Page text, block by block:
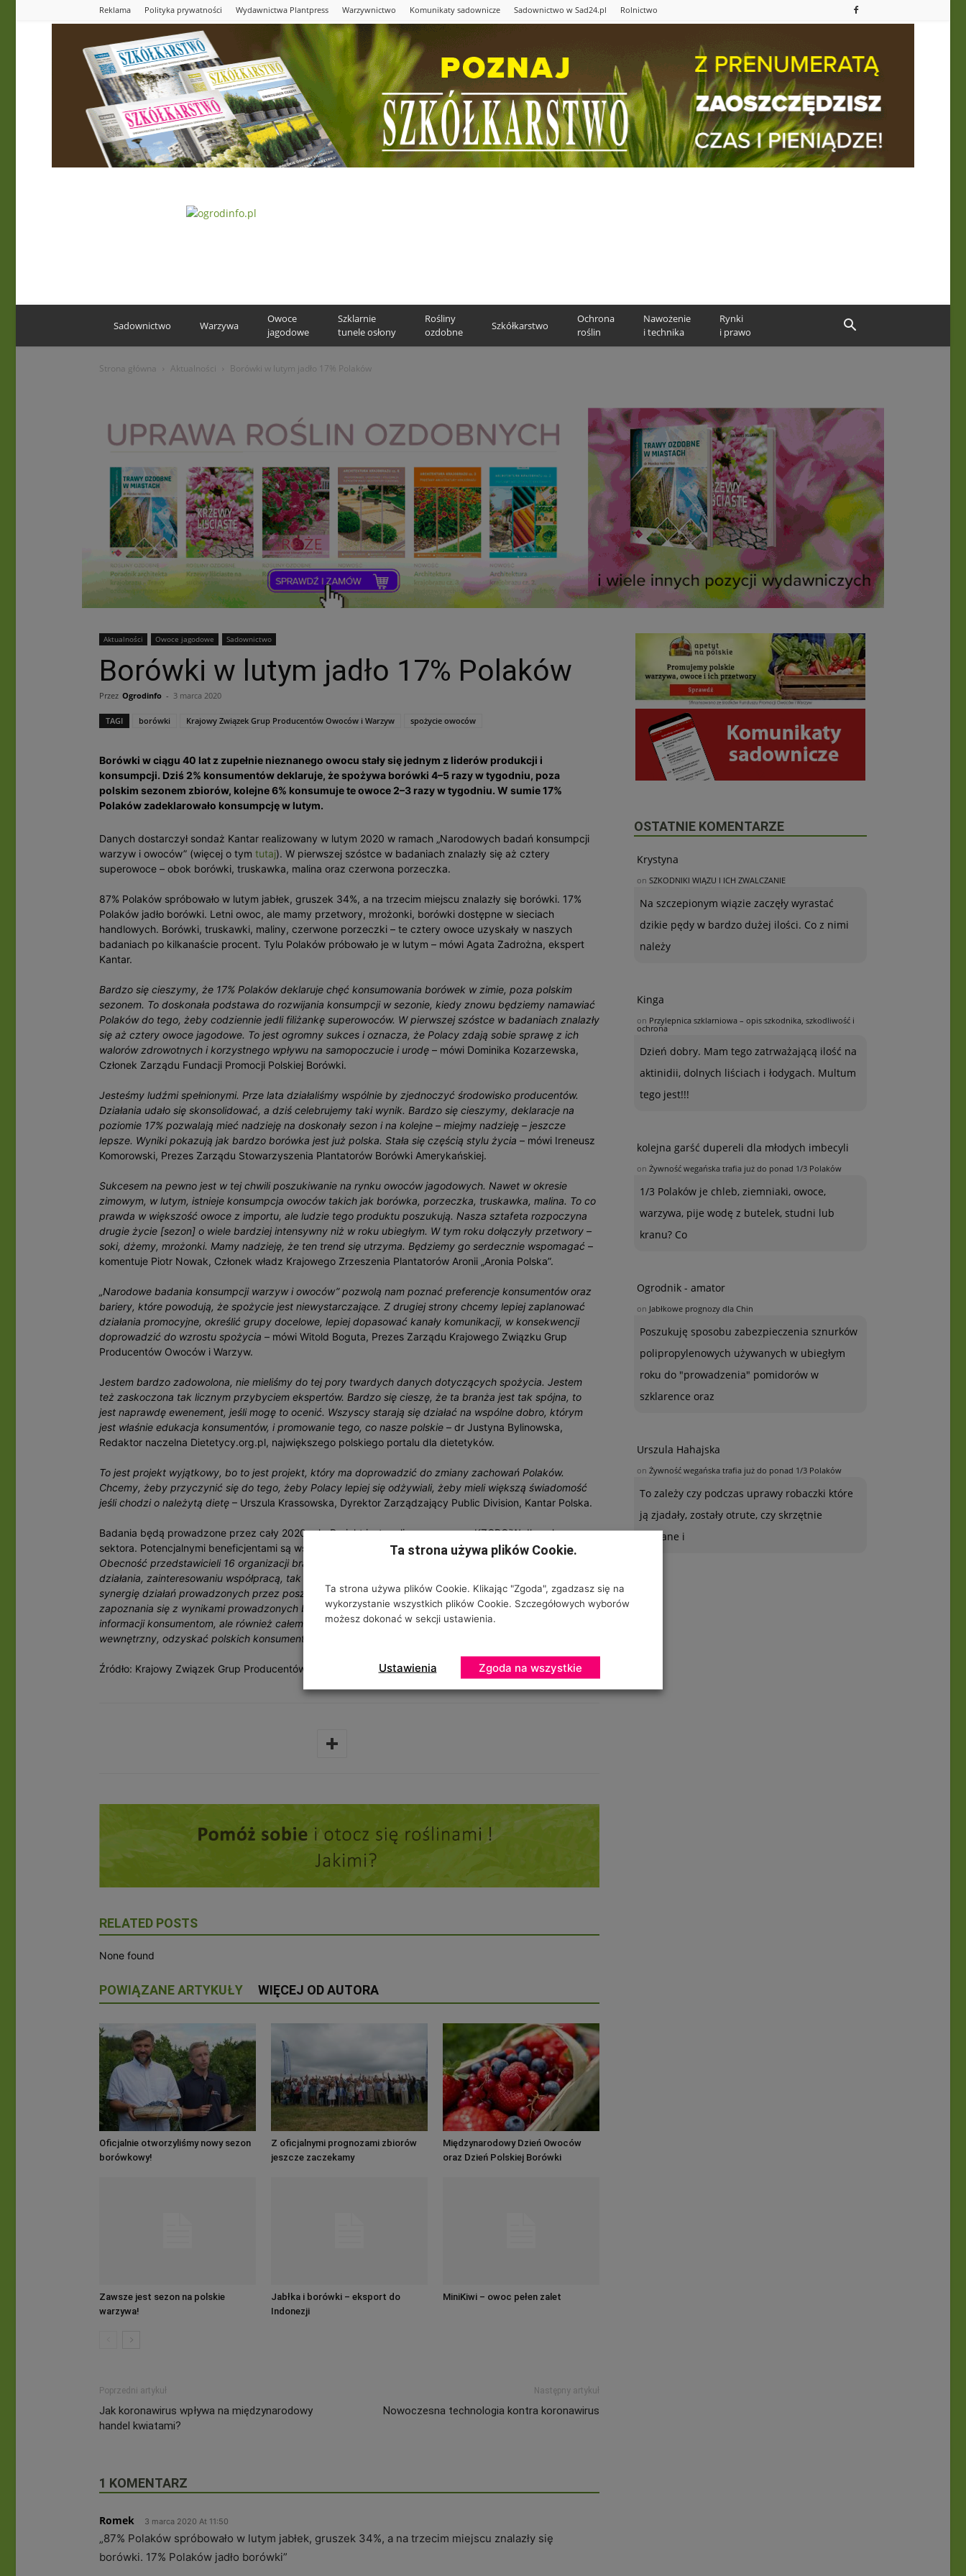
Reklama Polityka prywatności Wydawnictwa Plantpress Warzywnictwo Komunikaty sadownicze Sadownictwo w Sad24.pl Rolnictwo
Sadownictwo Warzywa
Owoce
jagodowe
Szklarnie
tunele osłony
Rośliny
ozdobne
Szkółkarstwo
Ochrona
roślin
Nawożenie
i technika
Rynki
i prawo
Strona główna Aktualności Borówki w lutym jadło 17% Polaków
Aktualności Owoce jagodowe Sadownictwo
Borówki w lutym jadło 17% Polaków
Przez Ogrodinfo - 3 marca 2020
TAGI borówki Krajowy Związek Grup Producentów Owoców i Warzyw spożycie owoców
Borówki w ciągu 40 lat z zupełnie nieznanego owocu stały się jednym z liderów produkcji i
konsumpcji. Dziś 2% konsumentów deklaruje, że spożywa borówki 4–5 razy w tygodniu, poza
polskim sezonem zbiorów, kolejne 6% konsumuje te owoce 2–3 razy w tygodniu. W sumie 17%
Polaków zadeklarowało konsumpcję w lutym.
Danych dostarczył sondaż Kantar realizowany w lutym 2020 w ramach „Narodowych badań konsumpcji
warzyw i owoców” (więcej o tym tutaj). W pierwszej szóstce w badaniach znalazły się aż cztery
superowoce – obok borówki, truskawka, malina oraz czerwona porzeczka.
87% Polaków spróbowało w lutym jabłek, gruszek 34%, a na trzecim miejscu znalazły się borówki. 17%
Polaków jadło borówki. Letni owoc, ale mamy przetwory, mrożonki, borówki dostępne w sieciach
handlowych. Borówki, truskawki, maliny, czerwone porzeczki – te cztery owoce uzyskały w naszych
badaniach po kilkanaście procent. Tylu Polaków próbowało je w lutym – mówi Agata Zadrożna, ekspert
Kantar.
Bardzo się cieszymy, że 17% Polaków deklaruje chęć konsumowania borówek w zimie, poza polskim
sezonem. To doskonała podstawa do rozwijania konsumpcji w sezonie, kiedy znowu będziemy namawiać
Polaków do tego, żeby codziennie jedli filiżankę superowoców. W pierwszej szóstce w badaniach znalazły
się aż cztery owoce jagodowe. To jest ogromny sukces i oznacza, że Polacy zdają sobie sprawę z ich
walorów zdrowotnych i korzystnego wpływu na samopoczucie i urodę – mówi Dominika Kozarzewska,
Członek Zarządu Fundacji Promocji Polskiej Borówki.
Jesteśmy ludźmi spełnionymi. Prze lata działaliśmy wspólnie by zjednoczyć środowisko producentów.
Działania udało się skonsolidować, a dziś celebrujemy taki wynik. Bardzo się cieszymy, deklaracje na
poziomie 17% pozwalają mieć nadzieję na doskonały sezon i na kolejne – miejmy nadzieję – jeszcze
lepsze. Wyniki pokazują jak bardzo borówka jest już polska. Stała się częścią stylu życia – mówi Ireneusz
Komorowski, Prezes Zarządu Stowarzyszenia Plantatorów Borówki Amerykańskiej.
Sukcesem na pewno jest w tej chwili poszukiwanie na rynku owoców jagodowych. Nawet w okresie
zimowym, w lutym, istnieje konsumpcja owoców takich jak borówka, porzeczka, truskawka, malina. To co
prawda w większość owoce z importu, ale ludzie tego produktu poszukują. Nasza sztafeta rozpoczyna
drugie życie [sezon] o wiele bardziej intensywny niż w roku ubiegłym. W tym roku dołączyły przetwory –
soki, dżemy, mrożonki. Mamy nadzieję, że ten trend się utrzyma. Będziemy go serdecznie wspomagać –
komentuje Piotr Nowak, Członek władz Krajowego Zrzeszenia Plantatorów Aronii „Aronia Polska”.
„Narodowe badania konsumpcji warzyw i owoców” pozwolą nam poznać preferencje konsumentów oraz
bariery, które powodują, że spożycie jest niewystarczające. Z drugiej strony chcemy lepiej zaplanować
działania promocyjne, określić grupy docelowe, lepiej dopasować kanały komunikacji, w konsekwencji
doprowadzić do wzrostu spożycia – mówi Witold Boguta, Prezes Zarządu Krajowego Związku Grup
Producentów Owoców i Warzyw.
Jestem bardzo zadowolona, nie mieliśmy do tej pory twardych danych dotyczących spożycia. Jestem
też zaskoczona tak licznym przybyciem ekspertów. Bardzo się cieszę, że ta branża jest tak spójna, to
jest naprawdę ewenement, jeśli mogę to ocenić. Wszyscy starają się działać na wspólne dobro, którym
jest właśnie edukacja konsumentów, i promowanie tego, co nasze polskie – dr Justyna Bylinowska,
Redaktor naczelna Dietetycy.org.pl, największego polskiego portalu dla dietetyków.
To jest projekt wyjątkowy, bo to jest projekt, który ma doprowadzić do zmiany zachowań Polaków.
Chcemy, żeby przyczynić się do tego, żeby Polacy lepiej się odżywiali, żeby mieli większą świadomość
jeśli chodzi o należytą dietę – Urszula Krassowska, Dyrektor Zarządzający Public Division, Kantar Polska.
Badania będą prowadzone przez cały 2020 rok. Projekt jest realizowany przez KZGPOiW dla całego
sektora. Potencjalnymi beneficjentami są wszystkie organizacje branżowe, których jest ponad 20.
Obecność przedstawicieli 16 organizacji branżowych, świadczy o dużym zapotrzebowaniu na tego typu
działania, zainteresowaniu współpracą, tak aby skutecznie docierać do konsumenta. Żeby uzyskiwać
synergię działań prowadzonych przez poszczególne organizacje. Bardzo serdecznie zachęcam do
zapoznania się z wynikami prowadzonych badań i jak najszerszego ich publikowania, dostarczania tych
informacji konsumentom, ale również całemu sektorowi. Jako sektor chcemy odzyskać rynek
wewnętrzny, odzyskać polskich konsumentów, dla naszych polskich produktów
Źródło: Krajowy Związek Grup Producentów Owoców i Warzyw
RELATED POSTS
None found
POWIĄZANE ARTYKUŁY WIĘCEJ OD AUTORA
Oficjalnie otworzyliśmy nowy sezon
borówkowy!
Z oficjalnymi prognozami zbiorów
jeszcze zaczekamy
Międzynarodowy Dzień Owoców
oraz Dzień Polskiej Borówki
Zawsze jest sezon na polskie
warzywa!
Jabłka i borówki – eksport do
Indonezji
MiniKiwi – owoc pełen zalet
Poprzedni artykuł
Jak koronawirus wpływa na międzynarodowy
handel kwiatami?
Następny artykuł
Nowoczesna technologia kontra koronawirus
1 KOMENTARZ
Romek 3 marca 2020 At 11:50
„87% Polaków spróbowało w lutym jabłek, gruszek 34%, a na trzecim miejscu znalazły się
borówki. 17% Polaków jadło borówki”
OSTATNIE KOMENTARZE
Krystyna
on SZKODNIKI WIĄZU I ICH ZWALCZANIE
Na szczepionym wiązie zaczęły wyrastać
dzikie pędy w bardzo dużej ilości. Co z nimi
należy
Kinga
on Przylepnica szklarniowa – opis szkodnika, szkodliwość i
ochrona
Dzień dobry. Mam tego zatrważającą ilość na
aktinidii, dolnych liściach i łodygach. Multum
tego jest!!!
kolejna garść dupereli dla młodych imbecyli
on Żywność wegańska trafia już do ponad 1/3 Polaków
1/3 Polaków je chleb, ziemniaki, owoce,
warzywa, pije wodę z butelek, studni lub
kranu? Co
Ogrodnik - amator
on Jabłkowe prognozy dla Chin
Poszukuję sposobu zabezpieczenia sznurków
polipropylenowych używanych w ubiegłym
roku do "prowadzenia" pomidorów w
szklarence oraz
Urszula Hahajska
on Żywność wegańska trafia już do ponad 1/3 Polaków
To zależy czy podczas uprawy robaczki które
ją zjadały, zostały otrute, czy skrzętnie
zebrane i
Ta strona używa plików Cookie.
Ta strona używa plików Cookie. Klikając "Zgoda", zgadzasz się na
wykorzystanie wszystkich plików Cookie. Szczegółowych wyborów
możesz dokonać w sekcji ustawienia.
Ustawienia Zgoda na wszystkie